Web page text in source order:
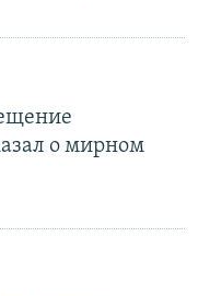
о мирном